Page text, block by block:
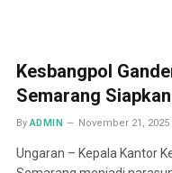
Kesbangpol
Semarang
By ADMIN November 21, 2025
Ungaran – Kepala Kantor